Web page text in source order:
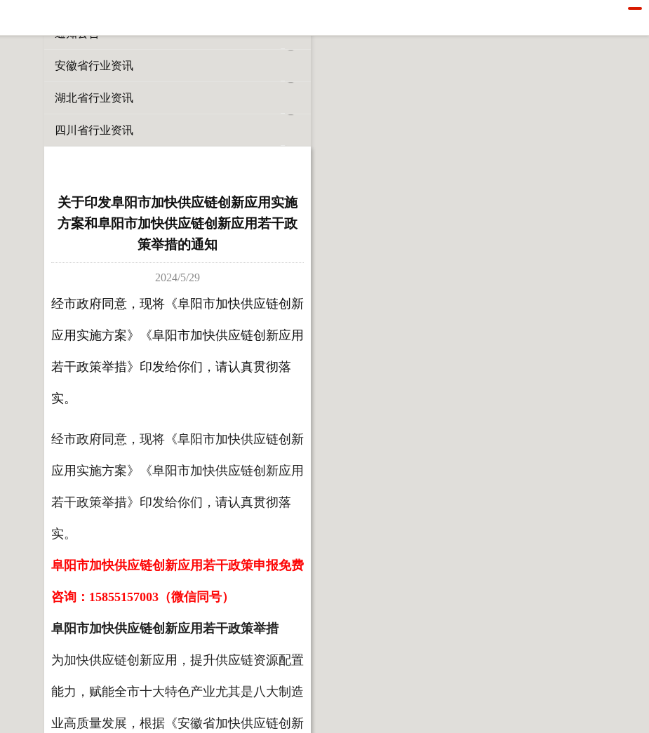
通知公告
安徽省行业资讯
湖北省行业资讯
四川省行业资讯
关于印发阜阳市加快供应链创新应用实施
方案和阜阳市加快供应链创新应用若干政
策举措的通知
2024/5/29
经市政府同意，现将《阜阳市加快供应链创新
应用实施方案》《阜阳市加快供应链创新应用
若干政策举措》印发给你们，请认真贯彻落
实。
经市政府同意，现将《阜阳市加快供应链创新
应用实施方案》《阜阳市加快供应链创新应用
若干政策举措》印发给你们，请认真贯彻落
实。
阜阳市加快供应链创新应用若干政策申报免费
咨询：15855157003（微信同号）
阜阳市加快供应链创新应用若干政策举措
为加快供应链创新应用，提升供应链资源配置
能力，赋能全市十大特色产业尤其是八大制造
业高质量发展，根据《安徽省加快供应链创新